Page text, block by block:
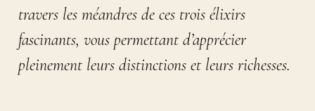
travers les méandres de ces trois élixirs
fascinants, vous permettant d’apprécier
pleinement leurs distinctions et leurs richesses.